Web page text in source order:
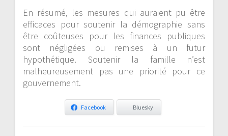
En résumé, les mesures qui auraient pu être
efficaces pour soutenir la démographie sans
être coûteuses pour les finances publiques
sont négligées ou remises à un futur
hypothétique. Soutenir la famille n’est
malheureusement pas une priorité pour ce
gouvernement.
Facebook Bluesky